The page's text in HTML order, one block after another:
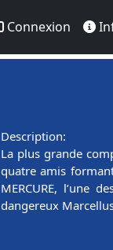
Connexion
Description:
La plus grande
quatre amis
MERCURE, l’une
dangereux